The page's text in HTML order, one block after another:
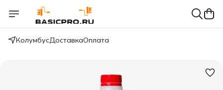
КолумбусДоставкаОплата